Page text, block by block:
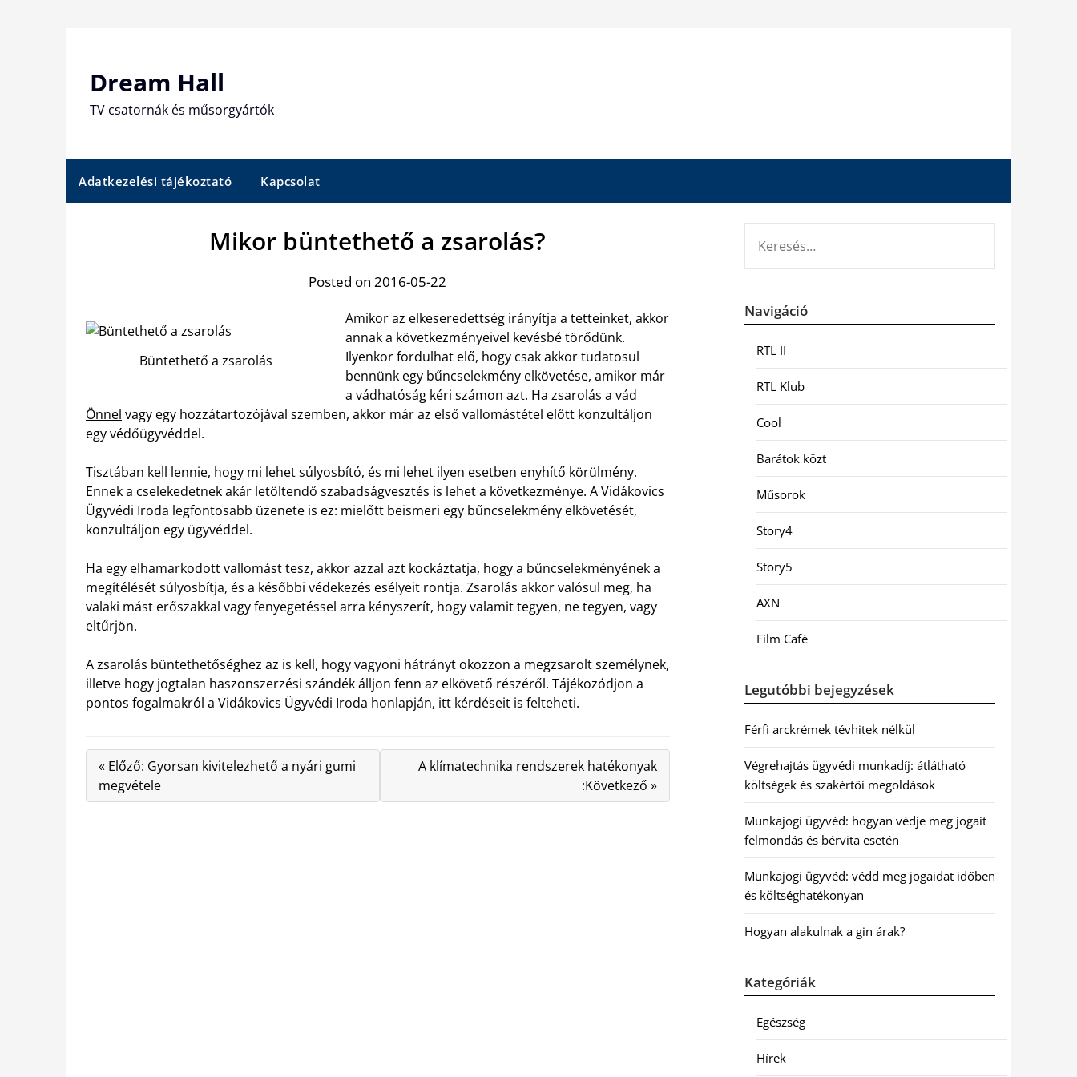
Dream Hall
TV csatornák és műsorgyártók
Adatkezelési tájékoztató Kapcsolat
Mikor büntethető a zsarolás?
Posted on 2016-05-22
Büntethető a zsarolás
Amikor az elkeseredettség irányítja a tetteinket, akkor
annak a következményeivel kevésbé törődünk.
Ilyenkor fordulhat elő, hogy csak akkor tudatosul
bennünk egy bűncselekmény elkövetése, amikor már
a vádhatóság kéri számon azt. Ha zsarolás a vád
Önnel vagy egy hozzátartozójával szemben, akkor már az első vallomástétel előtt konzultáljon
egy védőügyvéddel.
Tisztában kell lennie, hogy mi lehet súlyosbító, és mi lehet ilyen esetben enyhítő körülmény.
Ennek a cselekedetnek akár letöltendő szabadságvesztés is lehet a következménye. A Vidákovics
Ügyvédi Iroda legfontosabb üzenete is ez: mielőtt beismeri egy bűncselekmény elkövetését,
konzultáljon egy ügyvéddel.
Ha egy elhamarkodott vallomást tesz, akkor azzal azt kockáztatja, hogy a bűncselekményének a
megítélését súlyosbítja, és a későbbi védekezés esélyeit rontja. Zsarolás akkor valósul meg, ha
valaki mást erőszakkal vagy fenyegetéssel arra kényszerít, hogy valamit tegyen, ne tegyen, vagy
eltűrjön.
A zsarolás büntethetőséghez az is kell, hogy vagyoni hátrányt okozzon a megzsarolt személynek,
illetve hogy jogtalan haszonszerzési szándék álljon fenn az elkövető részéről. Tájékozódjon a
pontos fogalmakról a Vidákovics Ügyvédi Iroda honlapján, itt kérdéseit is felteheti.
« Előző: Gyorsan kivitelezhető a nyári gumi
megvétele
A klímatechnika rendszerek hatékonyak
:Következő »
Navigáció
RTL II
RTL Klub
Cool
Barátok közt
Műsorok
Story4
Story5
AXN
Film Café
Legutóbbi bejegyzések
Férfi arckrémek tévhitek nélkül
Végrehajtás ügyvédi munkadíj: átlátható
költségek és szakértői megoldások
Munkajogi ügyvéd: hogyan védje meg jogait
felmondás és bérvita esetén
Munkajogi ügyvéd: védd meg jogaidat időben
és költséghatékonyan
Hogyan alakulnak a gin árak?
Kategóriák
Egészség
Hírek